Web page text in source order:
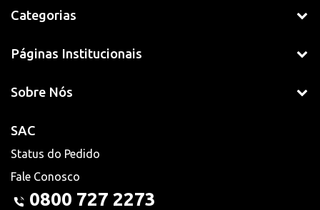
Categorias
Páginas Institucionais
Sobre Nós
SAC
Status do Pedido
Fale Conosco
0800 727 2273